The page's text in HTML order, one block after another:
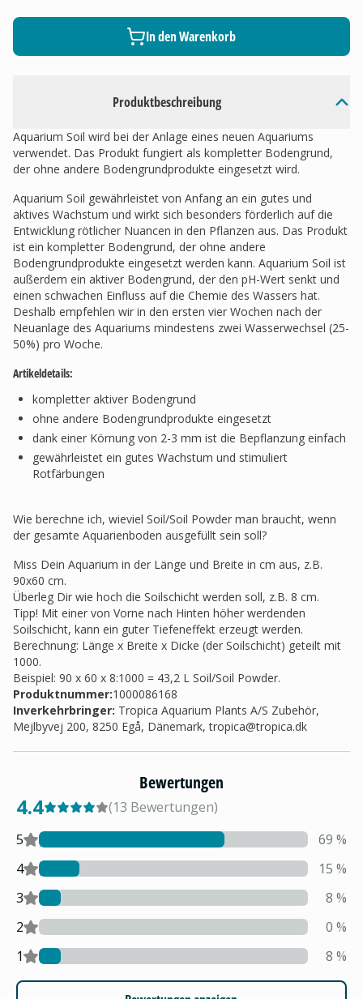
Produktbeschreibung
Aquarium Soil wird bei der Anlage eines neuen Aquariums
verwendet. Das Produkt fungiert als kompletter Bodengrund,
der ohne andere Bodengrundprodukte eingesetzt wird.
Aquarium Soil gewährleistet von Anfang an ein gutes und
aktives Wachstum und wirkt sich besonders förderlich auf die
Entwicklung rötlicher Nuancen in den Pflanzen aus. Das Produkt
ist ein kompletter Bodengrund, der ohne andere
Bodengrundprodukte eingesetzt werden kann. Aquarium Soil ist
außerdem ein aktiver Bodengrund, der den pH-Wert senkt und
einen schwachen Einfluss auf die Chemie des Wassers hat.
Deshalb empfehlen wir in den ersten vier Wochen nach der
Neuanlage des Aquariums mindestens zwei Wasserwechsel (25-
50%) pro Woche.
Artikeldetails:
kompletter aktiver Bodengrund
ohne andere Bodengrundprodukte eingesetzt
dank einer Körnung von 2-3 mm ist die Bepflanzung einfach
gewährleistet ein gutes Wachstum und stimuliert
Rotfärbungen
Wie berechne ich, wieviel Soil/Soil Powder man braucht, wenn
der gesamte Aquarienboden ausgefüllt sein soll?
Miss Dein Aquarium in der Länge und Breite in cm aus, z.B.
90x60 cm.
Überleg Dir wie hoch die Soilschicht werden soll, z.B. 8 cm.
Tipp! Mit einer von Vorne nach Hinten höher werdenden
Soilschicht, kann ein guter Tiefeneffekt erzeugt werden.
Berechnung: Länge x Breite x Dicke (der Soilschicht) geteilt mit
1000.
Beispiel: 90 x 60 x 8:1000 = 43,2 L Soil/Soil Powder.
Produktnummer:1000086168
Inverkehrbringer: Tropica Aquarium Plants A/S Zubehör,
Mejlbyvej 200, 8250 Egå, Dänemark,tropica@tropica.dk
In den Warenkorb
Bewertungen
4.4 (13 Bewertungen)
5
69 %
4
15 %
3
8 %
2
0 %
1
8 %